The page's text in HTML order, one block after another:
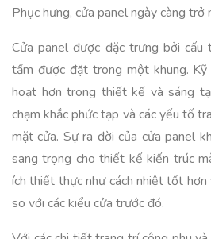
Phục hưng, cửa panel ngày càng trở
Cửa panel được đặc trưng bởi cấu
tấm được đặt trong một khung.
hoạt hơn trong thiết kế và sáng
chạm khắc phức tạp và các yếu tố
mặt cửa. Sự ra đời của cửa panel
sang trọng cho thiết kế kiến trúc
ích thiết thực như cách nhiệt tốt
so với các kiểu cửa trước đó.